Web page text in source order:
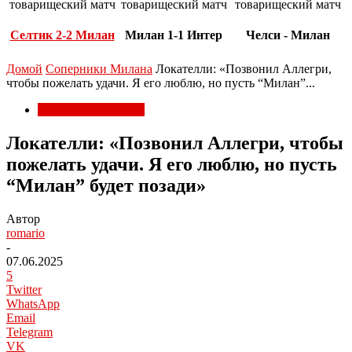
товарищеский матч
Селтик 2-2 Милан
товарищеский матч
Милан 1-1 Интер
товарищеский матч
Челси - Милан
Домой Соперники Милана Локателли: «Позвонил Аллегри,
чтобы пожелать удачи. Я его люблю, но пусть “Милан”...
Локателли: «Позвонил Аллегри, чтобы
пожелать удачи. Я его люблю, но пусть
“Милан” будет позади»
Автор
romario
-
07.06.2025
5
Twitter
WhatsApp
Email
Telegram
VK